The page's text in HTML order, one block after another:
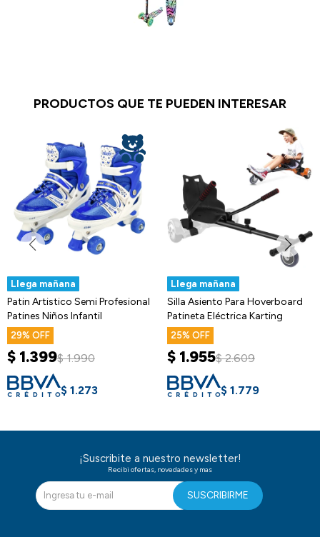
PRODUCTOS QUE TE PUEDEN INTERESAR
Llega mañana
Patin Artistico Semi Profesional
Patines Niños Infantil
29
$ 1.399$ 1.990
$ 1.273
Llega mañana
Silla Asiento Para Hoverboard
Patineta Eléctrica Karting
25
$ 1.955$ 2.609
$ 1.779
¡Suscribite a nuestro newsletter!
Recibi ofertas, novedades y mas
SUSCRIBIRME